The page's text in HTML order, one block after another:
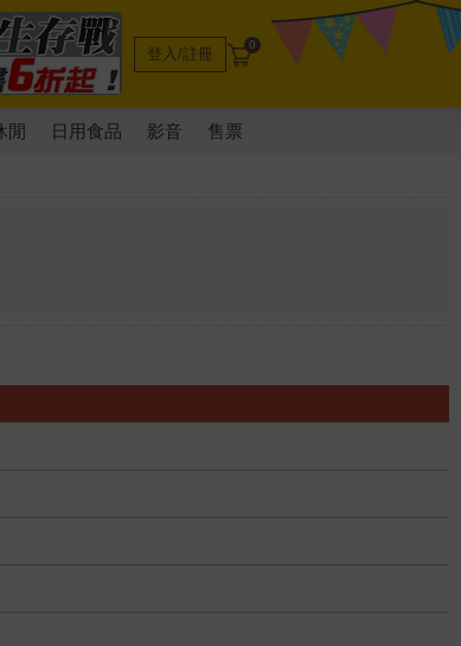
登入/註冊 0
閒 日用食品 影音 售票